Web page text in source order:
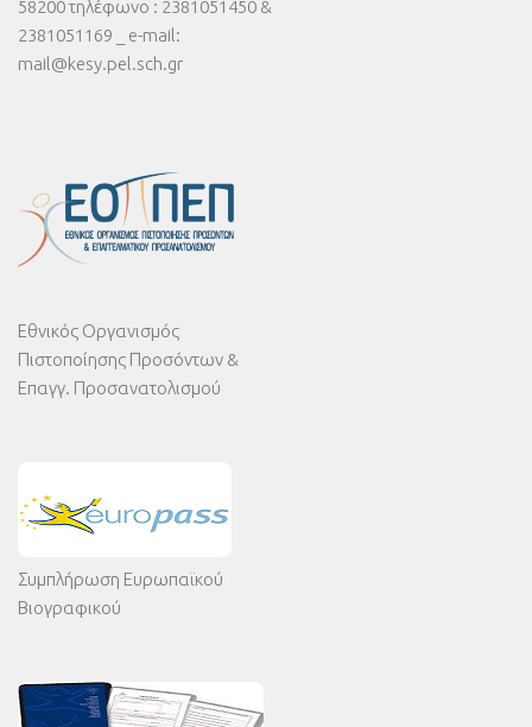
58200 τηλέφωνο : 2381051450 &
2381051169 _ e-mail:
mail@kesy.pel.sch.gr
Εθνικός Οργανισμός
Πιστοποίησης Προσόντων &
Επαγγ. Προσανατολισμού
Συμπλήρωση Ευρωπαϊκού
Βιογραφικού